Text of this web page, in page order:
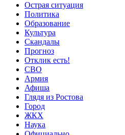
Острая ситуация
Политика
Образование
Культура
Скандалы
Прогноз
Отклик есть!
СВО
Армия
Афиша
Глядя из Ростова
Город
ЖКХ
Наука